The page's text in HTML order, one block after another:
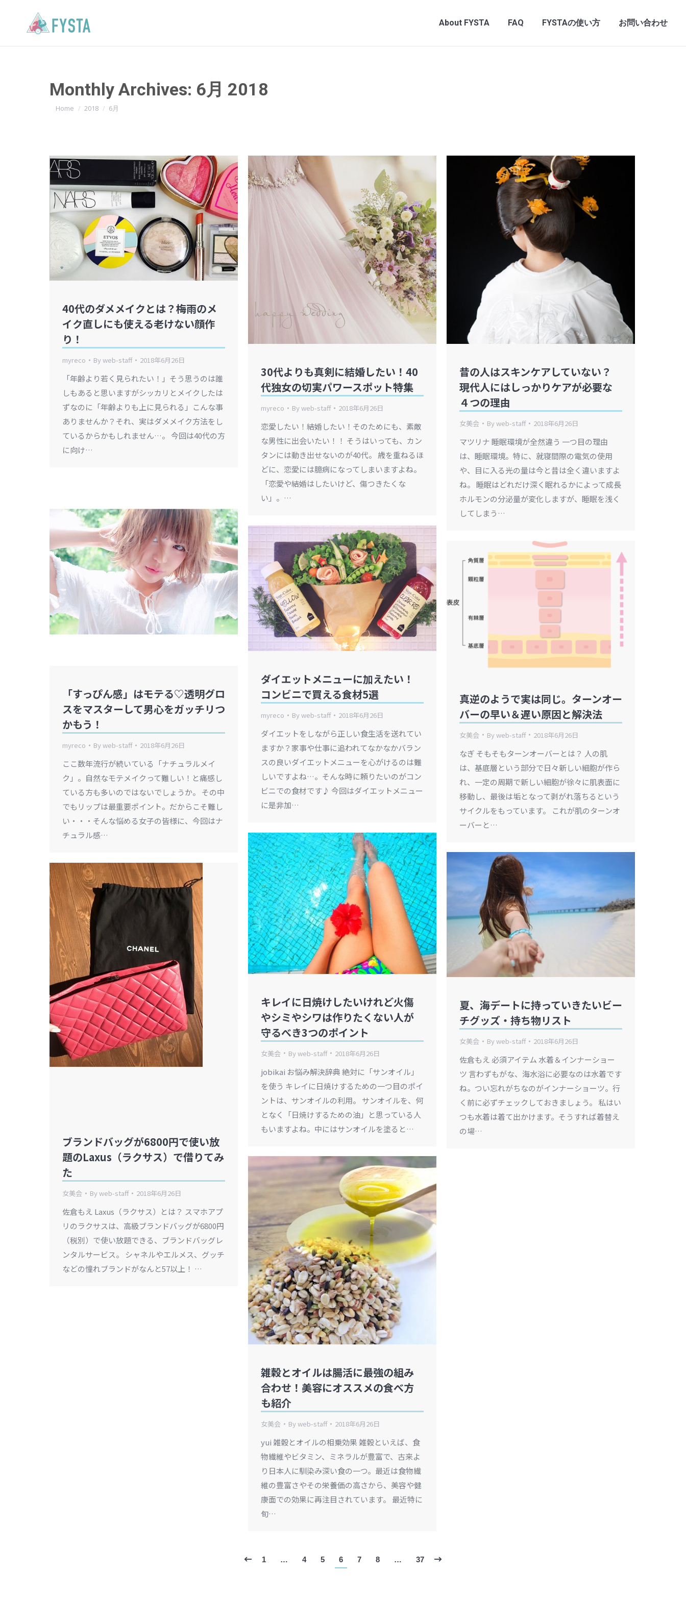
About FYSTA FAQ FYSTAの使い方 お問い合わせ
Monthly Archives: 6月 2018
You are here:
Home 2018 6月
40代のダメメイクとは？梅雨のメ
イク直しにも使える老けない顔作
り！
myreco Byweb-staff 2018年6月26日
「年齢より若く見られたい！」そう思うのは誰
しもあると思いますがシッカリとメイクしたは
ずなのに「年齢よりも上に見られる」こんな事
ありませんか？それ、実はダメメイク方法をし
ているからかもしれません…。 今回は40代の方
に向け…
30代よりも真剣に結婚したい！40
代独女の切実パワースポット特集
myreco Byweb-staff 2018年6月26日
恋愛したい！結婚したい！そのためにも、素敵
な男性に出会いたい！！ そうはいっても、カン
タンには動き出せないのが40代。 歳を重ねるほ
どに、恋愛には臆病になってしまいますよね。
「恋愛や結婚はしたいけど、傷つきたくな
い」。…
昔の人はスキンケアしていない？
現代人にはしっかりケアが必要な
４つの理由
女美会 Byweb-staff 2018年6月26日
マツリナ 睡眠環境が全然違う 一つ目の理由
は、睡眠環境。特に、就寝間際の電気の使用
や、目に入る光の量は今と昔は全く違いますよ
ね。 睡眠はどれだけ深く眠れるかによって成長
ホルモンの分泌量が変化しますが、睡眠を浅く
してしまう…
「すっぴん感」はモテる♡透明グロ
スをマスターして男心をガッチリつ
かもう！
myreco Byweb-staff 2018年6月26日
ここ数年流行が続いている「ナチュラルメイ
ク」。自然なモテメイクって難しい！と痛感し
ている方も多いのではないでしょうか。 その中
でもリップは最重要ポイント。だからこそ難し
い・・・そんな悩める女子の皆様に、今回はナ
チュラル感…
ダイエットメニューに加えたい！
コンビニで買える食材5選
myreco Byweb-staff 2018年6月26日
ダイエットをしながら正しい食生活を送れてい
ますか？家事や仕事に追われてなかなかバラン
スの良いダイエットメニューを心がけるのは難
しいですよね…。そんな時に頼りたいのがコン
ビニでの食材です♪ 今回はダイエットメニュー
に是非加…
真逆のようで実は同じ。ターンオー
バーの早い＆遅い原因と解決法
女美会 Byweb-staff 2018年6月26日
なぎ そもそもターンオーバーとは？ 人の肌
は、基底層という部分で日々新しい細胞が作ら
れ、一定の周期で新しい細胞が徐々に肌表面に
移動し、最後は垢となって剥がれ落ちるという
サイクルをもっています。 これが肌のターンオ
ーバーと…
キレイに日焼けしたいけれど火傷
やシミやシワは作りたくない人が
守るべき3つのポイント
女美会 Byweb-staff 2018年6月26日
jobikai お悩み解決辞典 絶対に「サンオイル」
を使う キレイに日焼けするための一つ目のポイ
ントは、サンオイルの利用。 サンオイルを、何
となく「日焼けするための油」と思っている人
もいますよね。中にはサンオイルを塗ると…
夏、海デートに持っていきたいビー
チグッズ・持ち物リスト
女美会 Byweb-staff 2018年6月26日
佐倉もえ 必須アイテム 水着＆インナーショー
ツ 言わずもがな、海水浴に必要なのは水着です
ね。つい忘れがちなのがインナーショーツ。行
く前に必ずチェックしておきましょう。 私はい
つも水着は着て出かけます。そうすれば着替え
の場…
ブランドバッグが6800円で使い放
題のLaxus（ラクサス）で借りてみ
た
女美会 Byweb-staff 2018年6月26日
佐倉もえ Laxus（ラクサス）とは？ スマホアプ
リのラクサスは、高級ブランドバッグが6800円
（税別）で使い放題できる、ブランドバッグレ
ンタルサービス。 シャネルやエルメス、グッチ
などの憧れブランドがなんと57以上！ …
雑穀とオイルは腸活に最強の組み
合わせ！美容にオススメの食べ方
も紹介
女美会 Byweb-staff 2018年6月26日
yui 雑穀とオイルの相乗効果 雑穀といえば、食
物繊維やビタミン、ミネラルが豊富で、古来よ
り日本人に馴染み深い食の一つ。最近は食物繊
維の豊富さやその栄養価の高さから、美容や健
康面での効果に再注目されています。 最近特に
旬…
1 … 4 5 6 7 8 … 37